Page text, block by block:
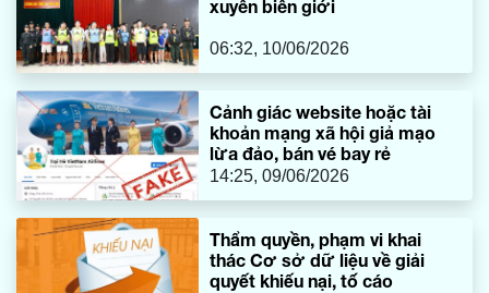
xuyên biên giới
06:32, 10/06/2026
Cảnh giác website hoặc tài
khoản mạng xã hội giả mạo
lừa đảo, bán vé bay rẻ
14:25, 09/06/2026
Thẩm quyền, phạm vi khai
thác Cơ sở dữ liệu về giải
quyết khiếu nại, tố cáo